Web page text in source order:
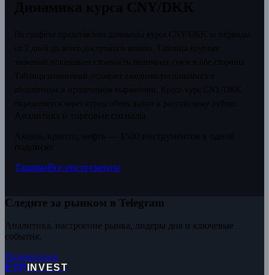
ТарифыВсе инструменты
Следите за рынком в Telegram
Аналитика, настроение рынка, лидеры дня и ключевые
события.
Подписаться
ETP
INVEST